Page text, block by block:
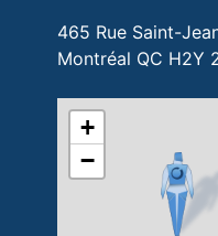
465 Rue Saint-
Montréal QC H2Y
+
−